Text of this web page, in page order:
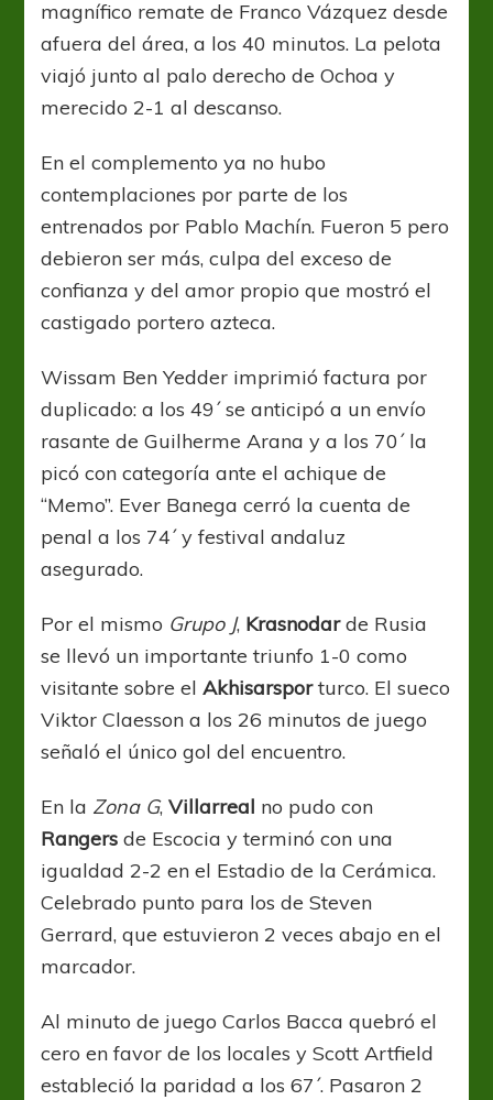
magnífico remate de Franco Vázquez desde
afuera del área, a los 40 minutos. La pelota
viajó junto al palo derecho de Ochoa y
merecido 2-1 al descanso.
En el complemento ya no hubo
contemplaciones por parte de los
entrenados por Pablo Machín. Fueron 5 pero
debieron ser más, culpa del exceso de
confianza y del amor propio que mostró el
castigado portero azteca.
Wissam Ben Yedder imprimió factura por
duplicado: a los 49´ se anticipó a un envío
rasante de Guilherme Arana y a los 70´ la
picó con categoría ante el achique de
“Memo”. Ever Banega cerró la cuenta de
penal a los 74´ y festival andaluz
asegurado.
Por el mismo Grupo J, Krasnodarde Rusia
se llevó un importante triunfo 1-0 como
visitante sobre elAkhisarsporturco. El sueco
Viktor Claesson a los 26 minutos de juego
señaló el único gol del encuentro.
En la Zona G,Villarreal no pudo con
Rangers de Escocia y terminó con una
igualdad 2-2 en el Estadio de la Cerámica.
Celebrado punto para los de Steven
Gerrard, que estuvieron 2 veces abajo en el
marcador.
Al minuto de juego Carlos Bacca quebró el
cero en favor de los locales y Scott Artfield
estableció la paridad a los 67´. Pasaron 2